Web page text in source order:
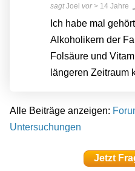
sagtJoel vor> 14 Jahre
Ich habe mal
Alkoholikern der
Folsäure und
längeren Zeitraum
Alle Beiträge anzeigen:
Untersuchungen
Jetzt